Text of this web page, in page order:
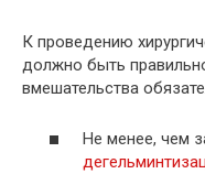
К проведению
должно быть
вмешательства
Не менее, чем